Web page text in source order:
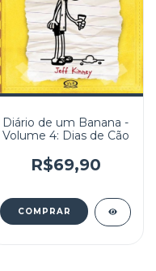
Diário de um Banana -
Volume 4: Dias de Cão
R$69,90